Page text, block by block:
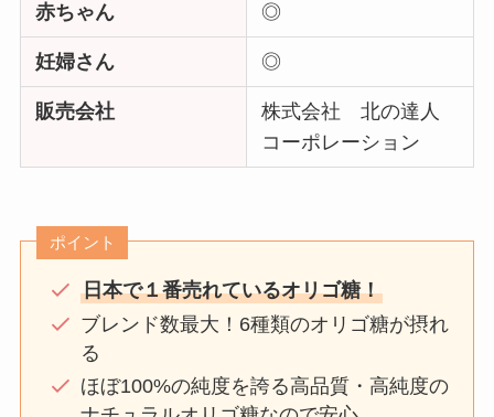
赤ちゃん ◎
妊婦さん ◎
販売会社
株式会社 北の達人
コーポレーション
ポイント
日本で１番売れているオリゴ糖！
ブレンド数最大！6種類のオリゴ糖が摂れ
る
ほぼ100%の純度を誇る高品質・高純度の